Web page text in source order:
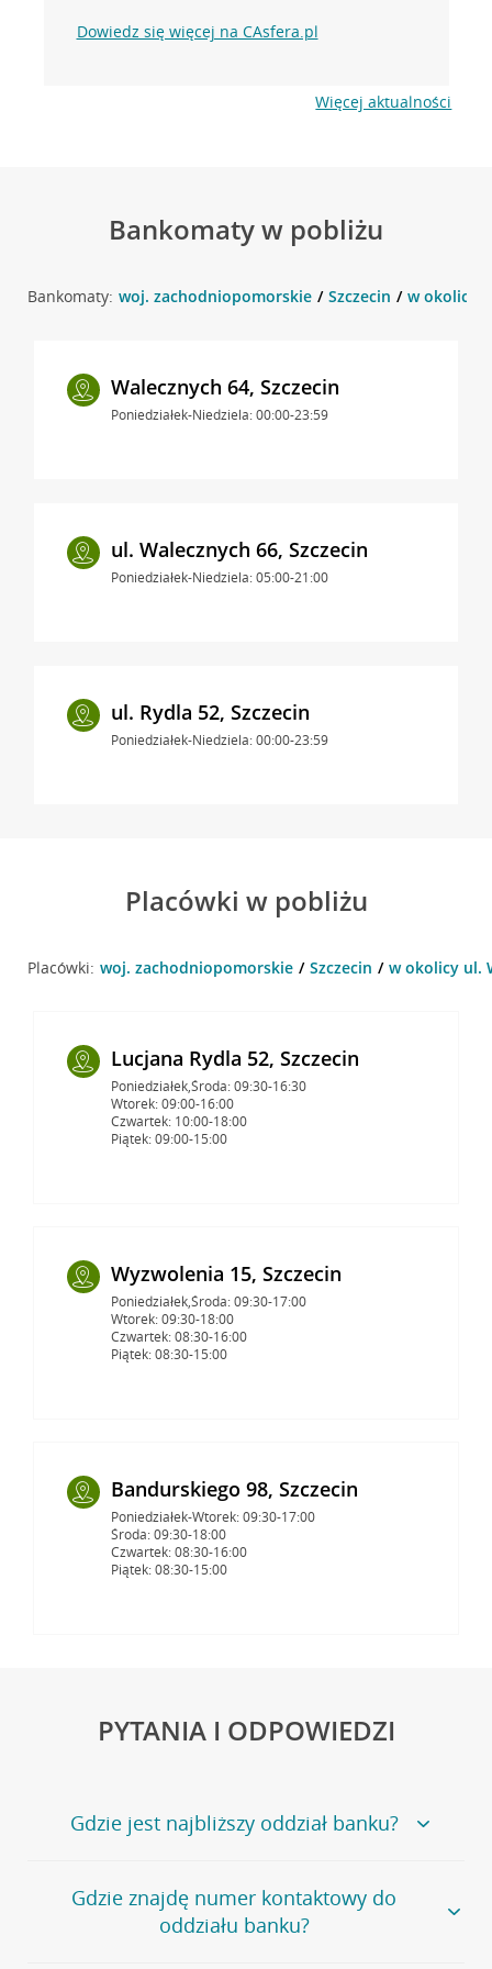
Dowiedz się więcej na CAsfera.pl
Więcej aktualności
Bankomaty w pobliżu
Bankomaty: woj. zachodniopomorskie Szczecin w okolicy
Walecznych 64, Szczecin
Poniedziałek-Niedziela: 00:00-23:59
ul. Walecznych 66, Szczecin
Poniedziałek-Niedziela: 05:00-21:00
ul. Rydla 52, Szczecin
Poniedziałek-Niedziela: 00:00-23:59
Placówki w pobliżu
Placówki: woj. zachodniopomorskie Szczecin w okolicy ul.
Lucjana Rydla 52, Szczecin
Poniedziałek,Środa: 09:30-16:30
Wtorek: 09:00-16:00
Czwartek: 10:00-18:00
Piątek: 09:00-15:00
Wyzwolenia 15, Szczecin
Poniedziałek,Środa: 09:30-17:00
Wtorek: 09:30-18:00
Czwartek: 08:30-16:00
Piątek: 08:30-15:00
Bandurskiego 98, Szczecin
Poniedziałek-Wtorek: 09:30-17:00
Środa: 09:30-18:00
Czwartek: 08:30-16:00
Piątek: 08:30-15:00
PYTANIA I ODPOWIEDZI
Gdzie jest najbliższy oddział banku?
Jeśli szukasz oddziału naszego banku, zapraszamy na
stronęPlacówki i bankomaty, na której znajduje się
wygodna wyszukiwarka.
Gdzie znajdę numer kontaktowy do
oddziału banku?